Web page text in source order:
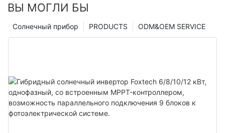
ВЫ МОГЛИ БЫ
ODM&OEM SERVICE
PRODUCTS
Солнечный прибор